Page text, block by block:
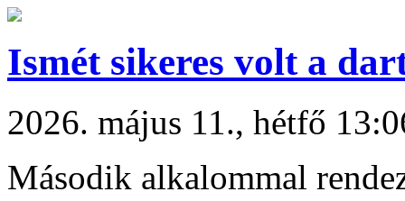
Ismét sikeres volt a
2026. május 11., hétfő
Második alkalommal